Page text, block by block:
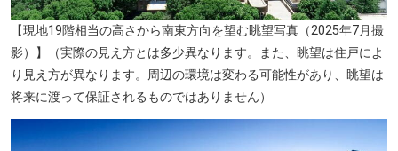
【現地19階相当の高さから南東方向を望む眺望写真（2025年7月撮
影）】（実際の見え方とは多少異なります。また、眺望は住戸によ
り見え方が異なります。周辺の環境は変わる可能性があり、眺望は
将来に渡って保証されるものではありません）